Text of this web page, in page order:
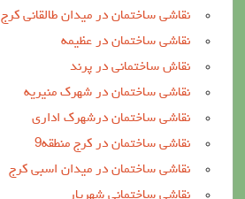
نقاشی ساختمان در میدان طالقانی کرج
نقاشی ساختمان در عظیمه
نقاش ساختمانی در پرند
نقاشی ساختمان در شهرک منیریه
نقاشی ساختمان درشهرک اداری
نقاشی ساختمان در کرج منطقه9
نقاشی ساختمان در میدان اسبی کرج
نقاشی ساختمانی شهریار